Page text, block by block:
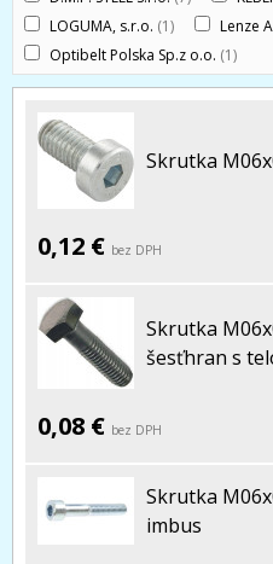
LOGUMA, s.r.o. (1) Lenze
Optibelt Polska Sp.z o.o. (1)
Skrutka
0,12 € bez DPH
Skrutka
šesťhran s
0,08 € bez DPH
Skrutka
imbus